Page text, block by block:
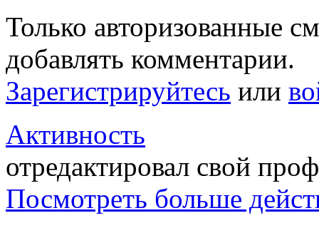
Только авторизованные
добавлять комментарии.
Зарегистрируйтесь или
Активность
отредактировал свой
Посмотреть больше